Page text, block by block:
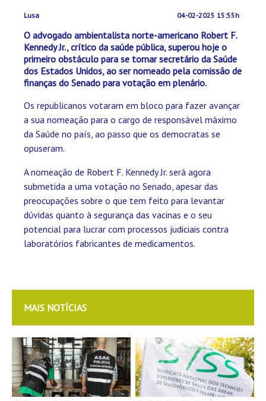
Lusa 04-02-2025 15:55h
O advogado ambientalista norte-americano Robert F.
Kennedy Jr., crítico da saúde pública, superou hoje o
primeiro obstáculo para se tornar secretário da Saúde
dos Estados Unidos, ao ser nomeado pela comissão de
finanças do Senado para votação em plenário.
Os republicanos votaram em bloco para fazer avançar
a sua nomeação para o cargo de responsável máximo
da Saúde no país, ao passo que os democratas se
opuseram.
A nomeação de Robert F. Kennedy Jr. será agora
submetida a uma votação no Senado, apesar das
preocupações sobre o que tem feito para levantar
dúvidas quanto à segurança das vacinas e o seu
potencial para lucrar com processos judiciais contra
laboratórios fabricantes de medicamentos.
MAIS NOTÍCIAS